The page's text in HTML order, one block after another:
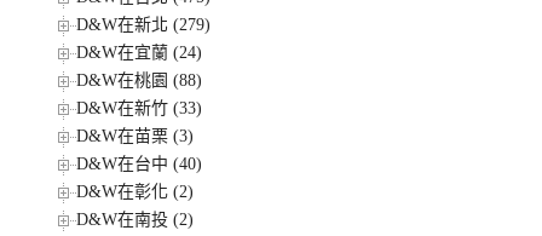
D&W在新北 (279)
D&W在宜蘭 (24)
D&W在桃園 (88)
D&W在新竹 (33)
D&W在苗栗 (3)
D&W在台中 (40)
D&W在彰化 (2)
D&W在南投 (2)